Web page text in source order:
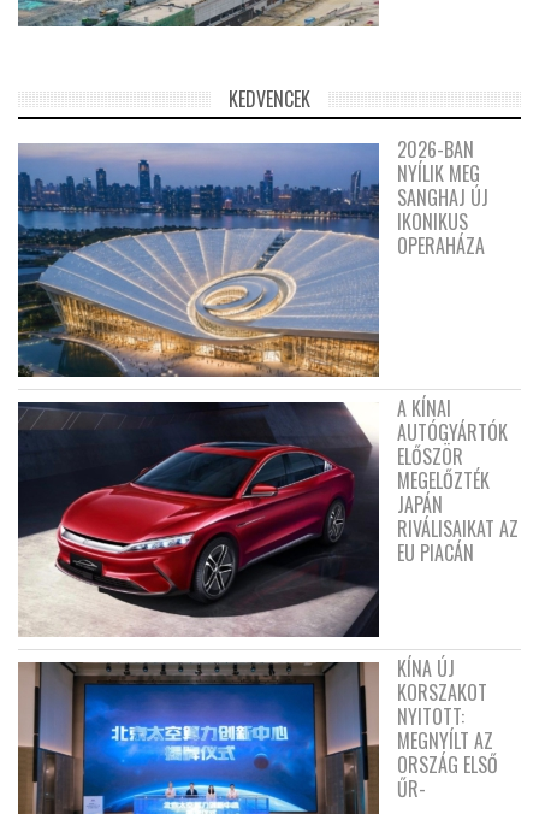
KEDVENCEK
2026-BAN
NYÍLIK MEG
SANGHAJ ÚJ
IKONIKUS
OPERAHÁZA
A KÍNAI
AUTÓGYÁRTÓK
ELŐSZÖR
MEGELŐZTÉK
JAPÁN
RIVÁLISAIKAT AZ
EU PIACÁN
KÍNA ÚJ
KORSZAKOT
NYITOTT:
MEGNYÍLT AZ
ORSZÁG ELSŐ
ŰR-